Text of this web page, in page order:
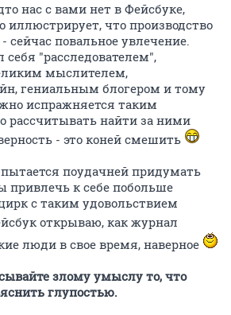
нас с вами нет в Фейсбуке,
иллюстрирует, что производство
сейчас повальное увлечение.
"расследователем",
мыслителем,
гениальным блогером и тому
испражняется таким
рассчитывать найти за ними
- это коней смешить
поудачней придумать
привлечь к себе побольше
с таким удовольствием
открываю, как журнал
люди в свое время, наверное
злому умыслу то, что
глупостью.